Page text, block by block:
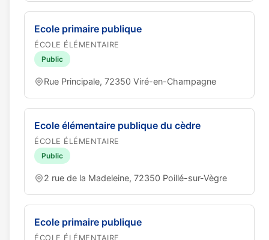
Ecole primaire publique
ÉCOLE ÉLÉMENTAIRE
Public
Rue Principale, 72350 Viré-en-Champagne
Ecole élémentaire publique du cèdre
ÉCOLE ÉLÉMENTAIRE
Public
2 rue de la Madeleine, 72350 Poillé-sur-Vègre
Ecole primaire publique
ÉCOLE ÉLÉMENTAIRE